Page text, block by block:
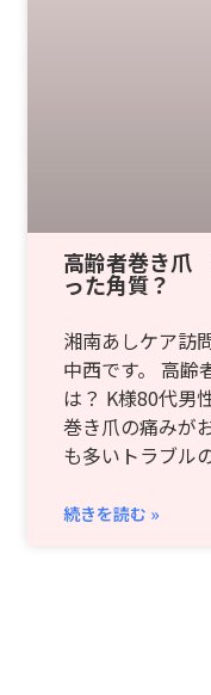
高齢者巻き爪
った角質？
湘南あしケア訪
中西です。 高齢
は？ K様80代男
巻き爪の痛みが
も多いトラブル
続きを読む »